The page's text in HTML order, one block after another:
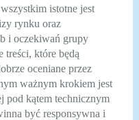
istotne jest
rynku oraz
i oczekiwań grupy
treści, które będą
oceniane przez
ważnym krokiem jest
pod kątem technicznym
być responsywna i